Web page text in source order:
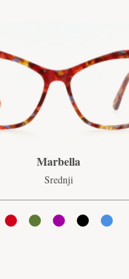
Marbella
Srednji